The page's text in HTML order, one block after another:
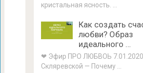
кристальная ясность. …
Как создать
любви? Образ
идеального …
❤ Эфир ПРО ЛЮБВОЬ
Скляревской — Почему …